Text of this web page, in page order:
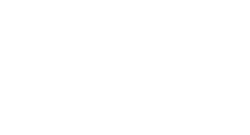
России и эмиграции, о
которые были с
любовным